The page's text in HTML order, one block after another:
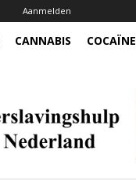
Aanmelden
CANNABIS COCAÏNE